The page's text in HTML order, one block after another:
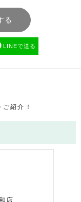
る
LINEで送る
紹介！